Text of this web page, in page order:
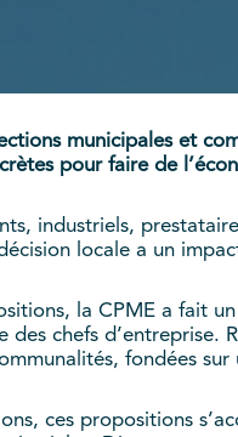
municipales et
pour faire de
industriels,
locale a un
la CPME a fait
des chefs
fondées
ces propositions